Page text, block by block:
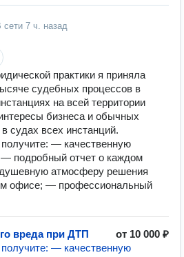
сети 7 ч. назад
практики я приняла
судебных процессов в
на всей территории
бизнеса и обычных
судах всех инстанций.
— качественную
подробный отчет о каждом
атмосферу решения
офисе; — профессиональный
вреда при ДТП
от 10 000 ₽
— качественную